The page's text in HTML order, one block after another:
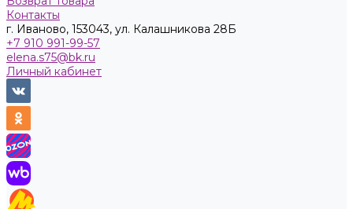
Контакты
г. Иваново, 153043, ул. Калашникова 28Б
+7 910 991-99-57
elena.s75@bk.ru
Личный кабинет